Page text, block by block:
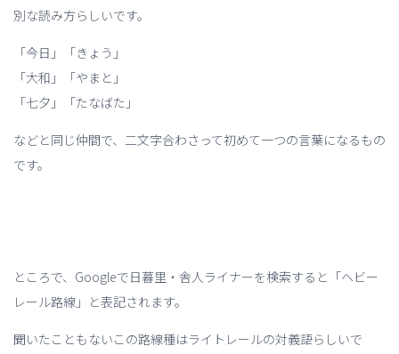
別な読み方らしいです。
「今日」「きょう」
「大和」「やまと」
「七夕」「たなばた」
などと同じ仲間で、二文字合わさって初めて一つの言葉になるもの
です。
ところで、Googleで日暮里・舎人ライナーを検索すると「ヘビー
レール路線」と表記されます。
聞いたこともないこの路線種はライトレールの対義語らしいで